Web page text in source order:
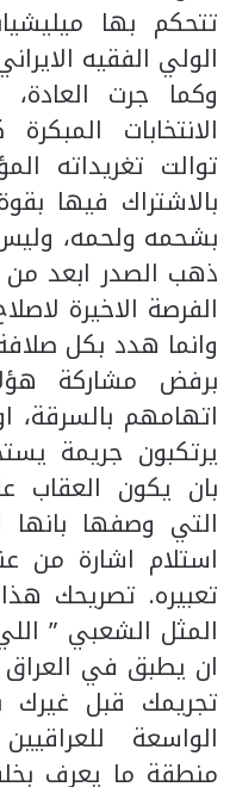
تتحكم بها
الولي الفقيه
وكما جرت
الانتخابات
توالت تغريداته
بالاشتراك فيها
بشحمه ولحمه،
ذهب الصدر ابعد من
الفرصة الاخيرة
وانما هدد بكل
برفض مشاركة
اتهامهم بالسرقة،
يرتكبون جريمة
بان يكون العقاب
التي وصفها
استلام اشارة من
تعبيره. تصريحك
المثل الشعبي ”
ان يطبق في
تجريمك قبل غيرك
الواسعة
منطقة ما يعرف